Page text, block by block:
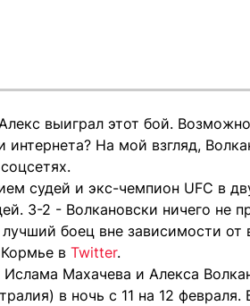
выиграл этот бой.
интернета? На мой взгляд,
судей и экс-чемпион UFC в
3-2 - Волкановски ничего не
боец вне зависимости от
в Twitter.
Махачева и Алекса
в ночь с 11 на 12